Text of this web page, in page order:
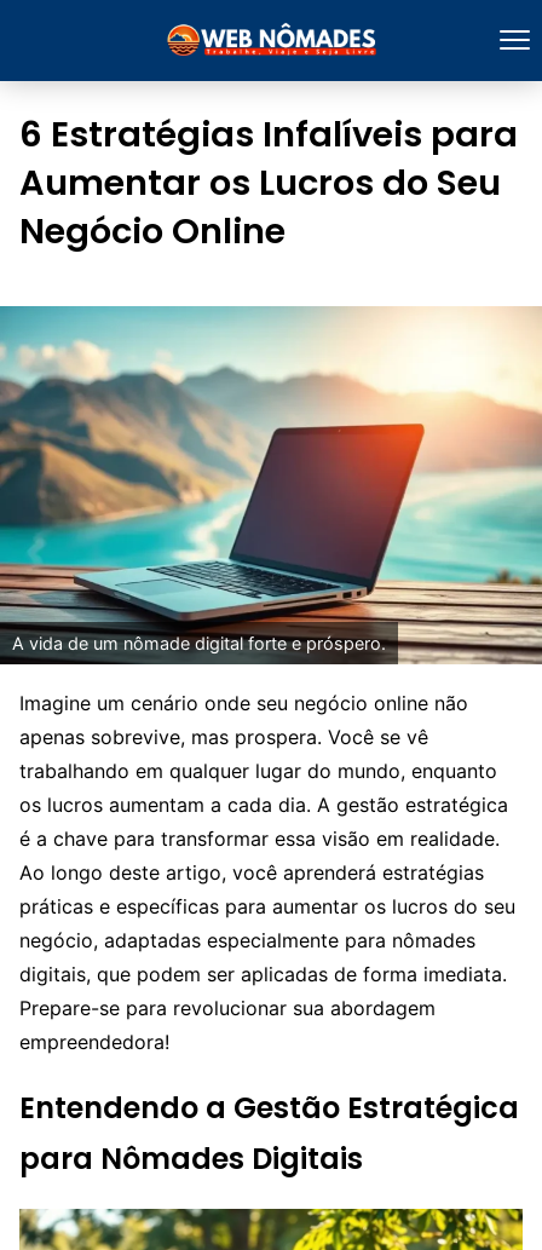
6 Estratégias Infalíveis para
Aumentar os Lucros do Seu
Negócio Online
A vida de um nômade digital forte e próspero.
Imagine um cenário onde seu negócio online não
apenas sobrevive, mas prospera. Você se vê
trabalhando em qualquer lugar do mundo, enquanto
os lucros aumentam a cada dia. A gestão estratégica
é a chave para transformar essa visão em realidade.
Ao longo deste artigo, você aprenderá estratégias
práticas e específicas para aumentar os lucros do seu
negócio, adaptadas especialmente para nômades
digitais, que podem ser aplicadas de forma imediata.
Prepare-se para revolucionar sua abordagem
empreendedora!
Entendendo a Gestão Estratégica
para Nômades Digitais